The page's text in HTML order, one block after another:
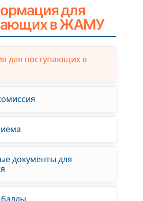
для
в ЖАМУ
для поступающих в
документы для